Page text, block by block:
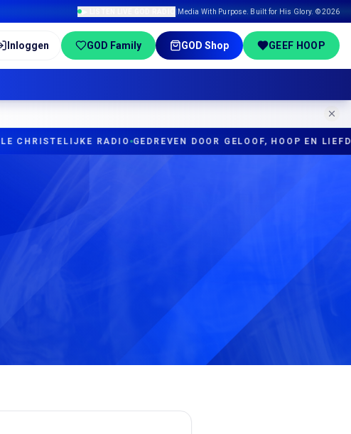
Media With Purpose. Built for His Glory. © 2026
Inloggen GOD Family GOD Shop GEEF HOOP
RADIO GEDREVEN DOOR GELOOF, HOOP EN LIEFDE